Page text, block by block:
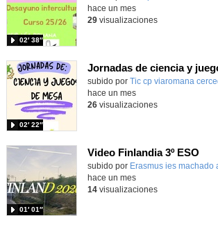
02′ 38″
hace un mes
29visualizaciones
subido por Tic cp viaromana
02′ 22″
hace un mes
26visualizaciones
Video Finlandia 3º ESO
Contenido educativo.
subido por Erasmus ies machado
01′ 01″
hace un mes
14visualizaciones